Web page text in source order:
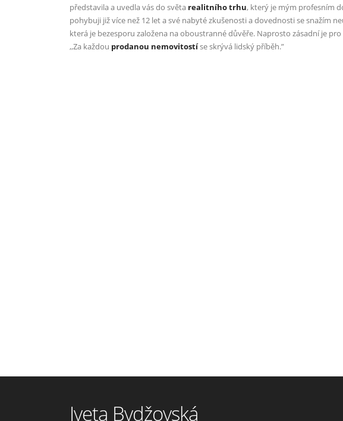
představila a uvedla vás do světa realitního trhu, který je mým profesním
pohybuji již více než 12 let a své nabyté zkušenosti a dovednosti se snažím
která je bezesporu založena na oboustranné důvěře. Naprosto zásadní je
,,Za každou prodanou nemovitostíse skrývá lidský příběh.”
Iveta Bydžovská